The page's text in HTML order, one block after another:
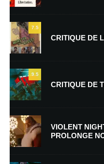
Nom*
E-mail*
Enregistrer mon nom, mon e-
mon prochain commentaire.
7.5
CRITIQUE DE
9.5
CRITIQUE DE
VIOLENT
PROLONGE